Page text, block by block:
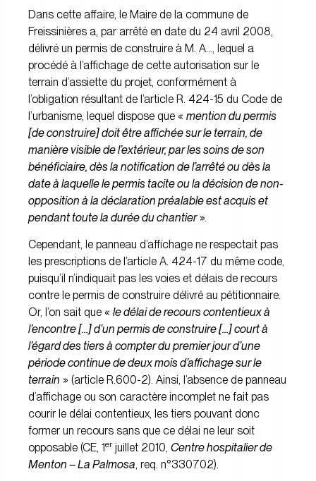
Dans cette affaire, le Maire de la commune de
Freissinières a, par arrêté en date du 24 avril 2008,
délivré un permis de construire à M. A…, lequel a
procédé à l’affichage de cette autorisation sur le
terrain d’assiette du projet, conformément à
l’obligation résultant de l’article R. 424-15 du Code de
l’urbanisme, lequel dispose que « mention du permis
[de construire] doit être affichée sur le terrain, de
manière visible de l’extérieur, par les soins de son
bénéficiaire, dès la notification de l’arrêté ou dès la
date à laquelle le permis tacite ou la décision de non-
opposition à la déclaration préalable est acquis et
pendant toute la durée du chantier».
Cependant, le panneau d’affichage ne respectait pas
les prescriptions de l’article A. 424-17 du même code,
puisqu’il n’indiquait pas les voies et délais de recours
contre le permis de construire délivré au pétitionnaire.
Or, l’on sait que « le délai de recours contentieux à
l’encontre […] d’un permis de construire […] court à
l’égard des tiers à compter du premier jour d’une
période continue de deux mois d’affichage sur le
terrain » (article R.600-2). Ainsi, l’absence de panneau
d’affichage ou son caractère incomplet ne fait pas
courir le délai contentieux, les tiers pouvant donc
former un recours sans que ce délai ne leur soit
opposable (CE, 1erjuillet 2010, Centre hospitalier de
Menton – La Palmosa, req. n°330702).